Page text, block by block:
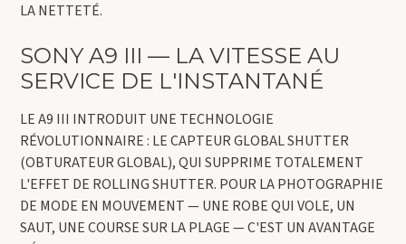
LA NETTETÉ.
SONY A9 III — LA VITESSE AU
SERVICE DE L'INSTANTANÉ
LE A9 III INTRODUIT UNE TECHNOLOGIE
RÉVOLUTIONNAIRE : LE CAPTEUR GLOBAL SHUTTER
(OBTURATEUR GLOBAL), QUI SUPPRIME TOTALEMENT
L'EFFET DE ROLLING SHUTTER. POUR LA PHOTOGRAPHIE
DE MODE EN MOUVEMENT — UNE ROBE QUI VOLE, UN
SAUT, UNE COURSE SUR LA PLAGE — C'EST UN AVANTAGE